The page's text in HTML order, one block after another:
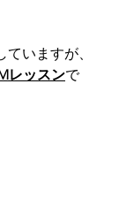
いますが、
レッスンで